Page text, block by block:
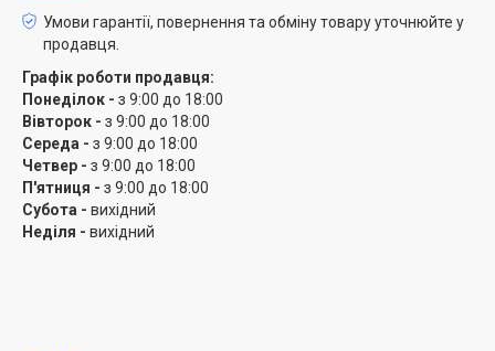
чином, приготування інгредієнтів займає менше часу,
зберігаючи поживні речовини.
Регулятор керування & Просте користування
Насолоджуйтесь акуратним і зручним способом
приготування. Панель управління зручна для
користувача, оскільки на ній є всього кілька кнопок з
найбільш використовуваними основними функціями.
Регулятор також забезпечує підвищену зручність
Умови гарантії, повернення та обміну товару уточнюйте у
продавця.
Графік роботи продавця:
Понеділок - з 9:00 до 18:00
Вівторок - з 9:00 до 18:00
Середа - з 9:00 до 18:00
Четвер - з 9:00 до 18:00
П'ятниця - з 9:00 до 18:00
Субота - вихідний
Неділя - вихідний